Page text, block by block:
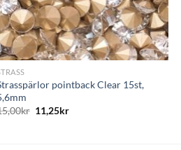
+
pointback Clear 15st,
kr 11,25kr